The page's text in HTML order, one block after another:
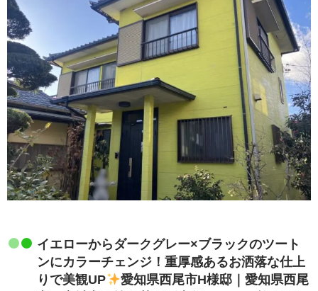
イエローからダークグレー×ブラックのツート
ンにカラーチェンジ！重厚感あるお洒落な仕上
りで美観UP
愛知県西尾市H様邸｜愛知県西尾